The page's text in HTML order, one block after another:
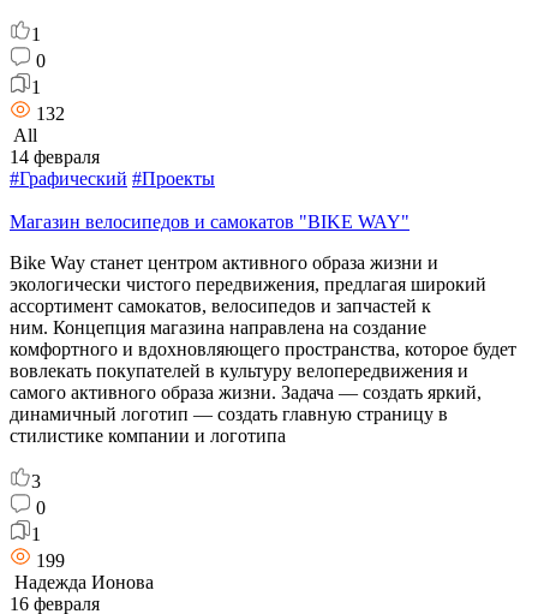
1
0
1
132
All
14 февраля
#Графический #Проекты
Магазин велосипедов и самокатов "BIKE WAY"
Bike Way станет центром активного образа жизни и
экологически чистого передвижения, предлагая широкий
ассортимент самокатов, велосипедов и запчастей к
ним. Концепция магазина направлена на создание
комфортного и вдохновляющего пространства, которое будет
вовлекать покупателей в культуру велопередвижения и
самого активного образа жизни. Задача — создать яркий,
динамичный логотип — создать главную страницу в
стилистике компании и логотипа
3
0
1
199
Надежда Ионова
16 февраля